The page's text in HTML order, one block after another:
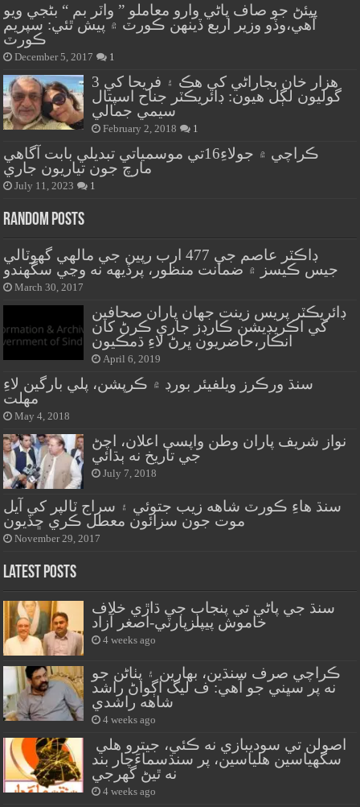
پيئڻ جو صاف پاڻي وارو معاملو ” واٽر بم “ بڻجي ويو
آهي،وڏو وزير اربع ڏينهن ڪورٽ ۾ پيش ٿئي: سپريم
ڪورٽ
December 5, 2017 1
هزار خان بجاراڻي کي هڪ ۽ فريحا کي 3
گوليون لڳل هيون: ڊائريڪٽر جناح اسپتال
سيمي جمالي
February 2, 2018 1
ڪراچي ۾ جولاءِ16تي موسمياتي تبديلي بابت آگاهي
مارچ جون تياريون جاري
July 11, 2023 1
Random Posts
ڊاڪٽر عاصم جي 477 ارب رپين جي مالهي گهوٽالي
جيس ڪيسز ۾ ضمانت منظور، پرڏيهه نه وڃي سگهندو
March 30, 2017
ڊائريڪٽر پريس زينت جهان پاران صحافين
کي اڪريڊيشن ڪارڊز جاري ڪرڻ کان
انڪار،حاضريون ڀرڻ لاءِ ڌمڪيون
April 6, 2019
سنڌ ورڪرز ويلفيئر بورڊ ۾ ڪرپشن، پلي بارگين لاءِ
مهلت
May 4, 2018
نواز شريف پاران وطن واپسي اعلان، اچڻ
جي تاريخ نه ٻڌائي
July 7, 2018
سنڌ هاءِ ڪورٽ شاهه زيب جتوئي ۽ سراج ٽالپر کي آيل
موت جون سزائون معطل ڪري ڇڏيون
November 29, 2017
Latest Posts
سنڌ جي پاڻي تي پنجاب جي ڌاڙي خلاف
خاموش پيپلزپارٽي-اصغر آزاد
4 weeks ago
ڪراچي صرف سنڌين، بهارين ۽ پٺاڻن جو
نه پر سڀني جو آهي: ف ليگ اڳواڻ راشد
شاهه راشدي
4 weeks ago
سگهياسين هلياسين، پر سنڌسماءَچار بند
نه ٿيڻ گهرجي
4 weeks ago